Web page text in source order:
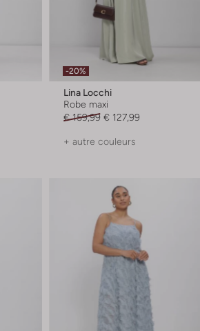
-20%
Lina Locchi
Robe maxi
€ 159,99 € 127,99
+ autre couleurs